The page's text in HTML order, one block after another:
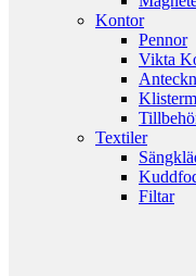
Kontor
Pennor
Vikta
Textiler
Filtar